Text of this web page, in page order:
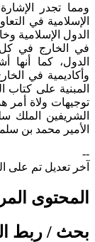
ومما تجدر
الإسلامية في
الدول الإسلامية
في الخارج في كل
الدول، كما
وأكاديمية في
المبنية على
توجيهات ولاة أمر
الشريفين الملك
الأمير محمد بن
--
آخر تعديل تم على
المحتوى
بحث / ربط